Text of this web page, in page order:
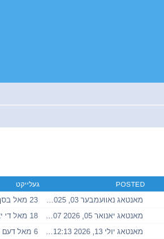
POSTED געלייקט
23 מאל בסך הכל
18 מאל די יאר
6 מאל דעם חודש